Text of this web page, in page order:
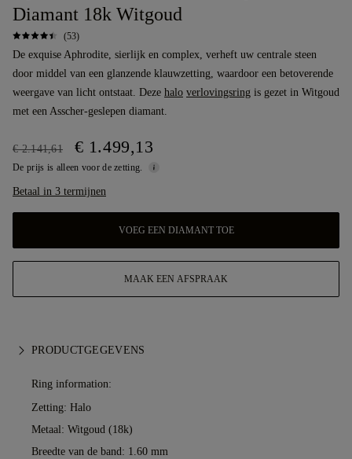
Diamant 18k Witgoud
(53)
De exquise Aphrodite, sierlijk en complex, verheft uw centrale steen
door middel van een glanzende klauwzetting, waardoor een betoverende
weergave van licht ontstaat. Deze halo verlovingsring is gezet in Witgoud
met een Asscher-geslepen diamant.
€ 2.141,61 € 1.499,13
De prijs is alleen voor de zetting.
Betaal in 3 termijnen
VOEG EEN DIAMANT TOE
MAAK EEN AFSPRAAK
PRODUCTGEGEVENS
Ring information:
Zetting: Halo
Metaal: Witgoud (18k)
Breedte van de band: 1.60 mm